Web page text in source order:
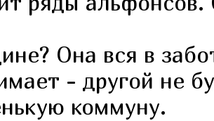
Она вся в
- другой не
коммуну.